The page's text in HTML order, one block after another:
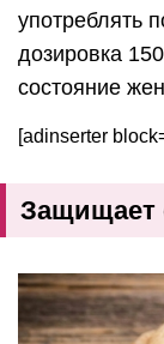
употреблять
дозировка
состояние
[adinserter
Защищает